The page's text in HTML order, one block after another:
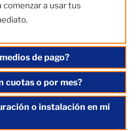
comenzar a usar tus
de pago?
cuotas o por mes?
o instalación en mi